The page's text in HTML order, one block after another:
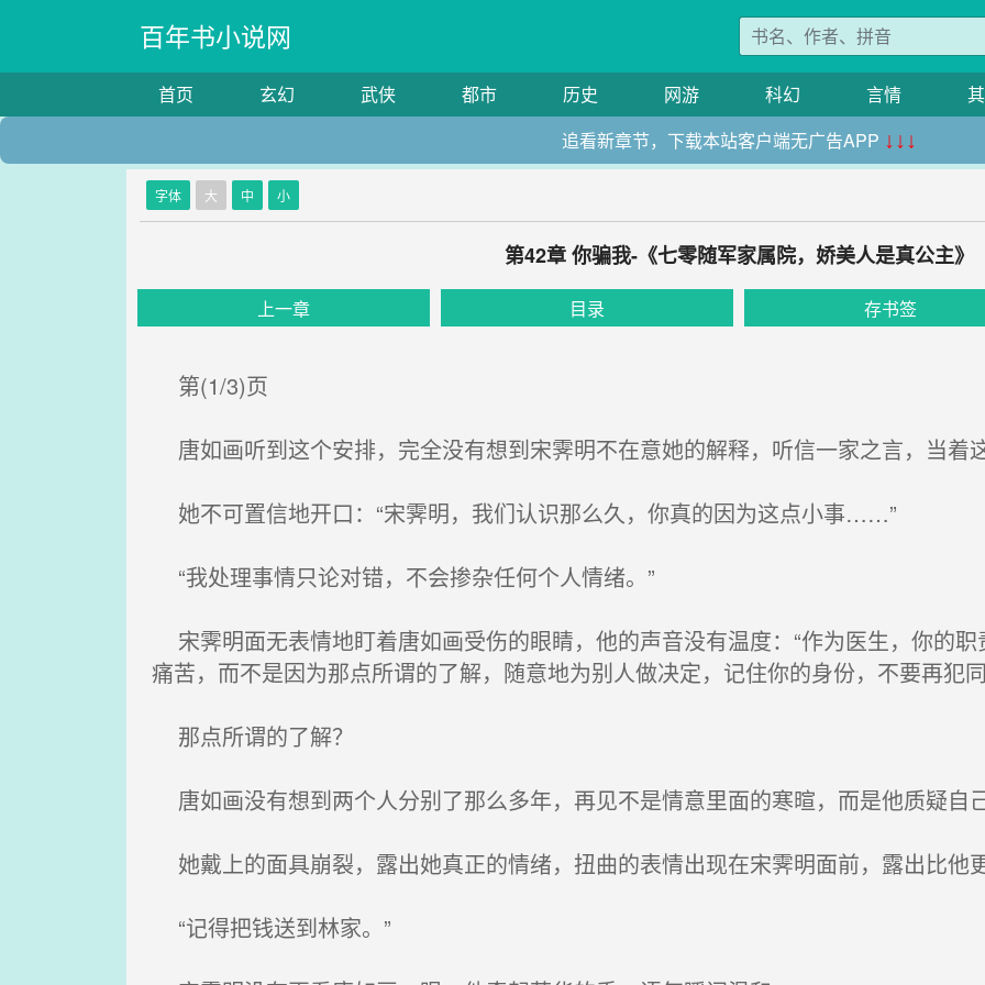
百年书小说网
首页 玄幻 武侠 都市 历史 网游 科幻 言情
追看新章节，下载本站客户端无广告APP ↓↓↓
字体 大 中 小
第42章 你骗我-《七零随军家属院，娇美人是真公主》
上一章 目录 存书签
第(1/3)页
唐如画听到这个安排，完全没有想到宋霁明不在意她的解释，听信一家之言，当着
她不可置信地开口：“宋霁明，我们认识那么久，你真的因为这点小事……”
“我处理事情只论对错，不会掺杂任何个人情绪。”
宋霁明面无表情地盯着唐如画受伤的眼睛，他的声音没有温度：“作为医生，你的
痛苦，而不是因为那点所谓的了解，随意地为别人做决定，记住你的身份，不要再犯
那点所谓的了解？
唐如画没有想到两个人分别了那么多年，再见不是情意里面的寒暄，而是他质疑自
她戴上的面具崩裂，露出她真正的情绪，扭曲的表情出现在宋霁明面前，露出比他
“记得把钱送到林家。”